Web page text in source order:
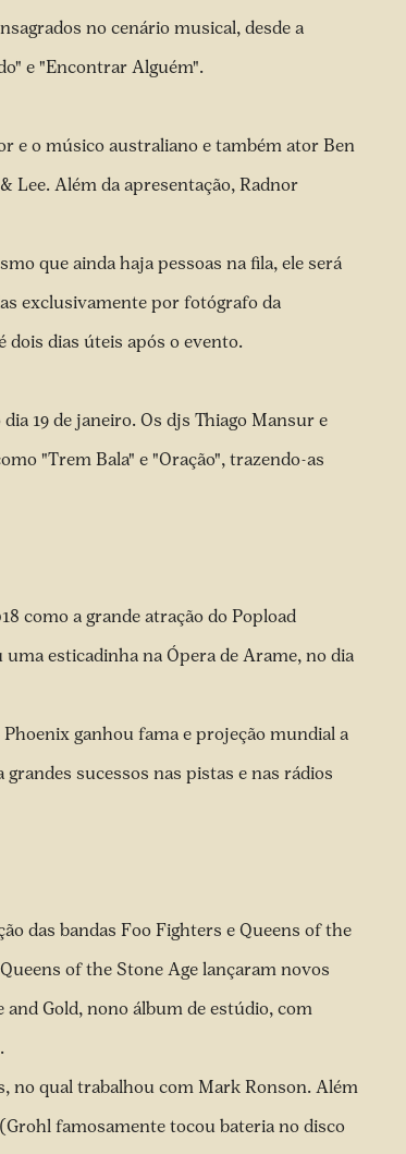
no cenário musical, desde a
e "Encontrar Alguém".
e o músico australiano e também ator Ben
Lee. Além da apresentação, Radnor
que ainda haja pessoas na fila, ele será
exclusivamente por fotógrafo da
dois dias úteis após o evento.
19 de janeiro. Os djs Thiago Mansur e
"Trem Bala" e "Oração", trazendo-as
como a grande atração do Popload
esticadinha na Ópera de Arame, no dia
ganhou fama e projeção mundial a
sucessos nas pistas e nas rádios
das bandas Foo Fighters e Queens of the
of the Stone Age lançaram novos
Gold, nono álbum de estúdio, com
no qual trabalhou com Mark Ronson. Além
famosamente tocou bateria no disco